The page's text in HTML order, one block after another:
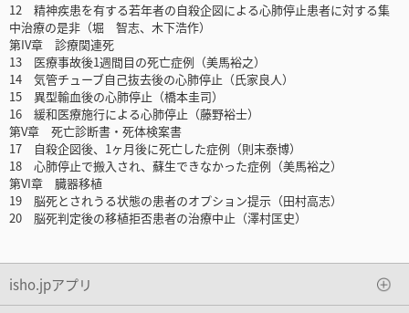
12 精神疾患を有する若年者の自殺企図による心肺停止患者に対する集
中治療の是非（堀 智志、木下浩作）
第IV章 診療関連死
13 医療事故後1週間目の死亡症例（美馬裕之）
14 気管チューブ自己抜去後の心肺停止（氏家良人）
15 異型輸血後の心肺停止（橋本圭司）
16 緩和医療施行による心肺停止（藤野裕士）
第V章 死亡診断書・死体検案書
17 自殺企図後、1ヶ月後に死亡した症例（則末泰博）
18 心肺停止で搬入され、蘇生できなかった症例（美馬裕之）
第VI章 臓器移植
19 脳死とされうる状態の患者のオプション提示（田村高志）
20 脳死判定後の移植拒否患者の治療中止（澤村匡史）
isho.jpアプリ